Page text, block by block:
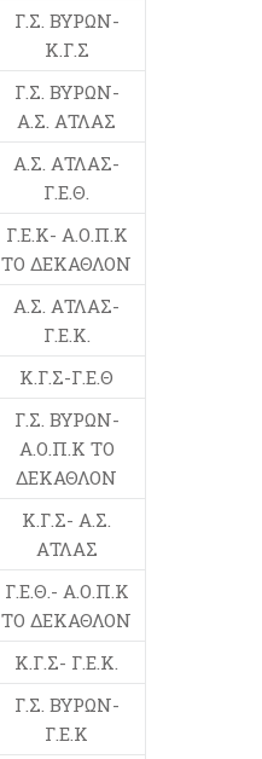
Γ.Σ. ΒΥΡΩΝ-
Κ.Γ.Σ
Γ.Σ. ΒΥΡΩΝ-
Α.Σ. ΑΤΛΑΣ
Α.Σ. ΑΤΛΑΣ-
Γ.Ε.Θ.
Γ.Ε.Κ- Α.Ο.Π.Κ
ΤΟ ΔΕΚΑΘΛΟΝ
Α.Σ. ΑΤΛΑΣ-
Γ.Ε.Κ.
Κ.Γ.Σ-Γ.Ε.Θ
Γ.Σ. ΒΥΡΩΝ-
Α.Ο.Π.Κ ΤΟ
ΔΕΚΑΘΛΟΝ
Κ.Γ.Σ- Α.Σ.
ΑΤΛΑΣ
Γ.Ε.Θ.- Α.Ο.Π.Κ
ΤΟ ΔΕΚΑΘΛΟΝ
Κ.Γ.Σ- Γ.Ε.Κ.
Γ.Σ. ΒΥΡΩΝ-
Γ.Ε.Κ